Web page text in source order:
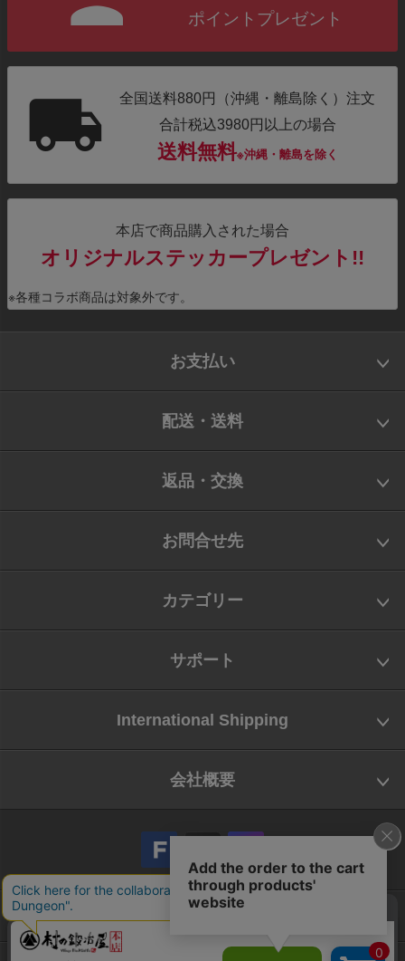
ポイントプレゼント
全国送料880円（沖縄・離島除く）注文
合計税込3980円以上の場合
送料無料※沖縄・離島を除く
本店で商品購入された場合
オリジナルステッカープレゼント!!
※各種コラボ商品は対象外です。
お支払い
配送・送料
返品・交換
お問合せ先
カテゴリー
サポート
International Shipping
会社概要
会社概要